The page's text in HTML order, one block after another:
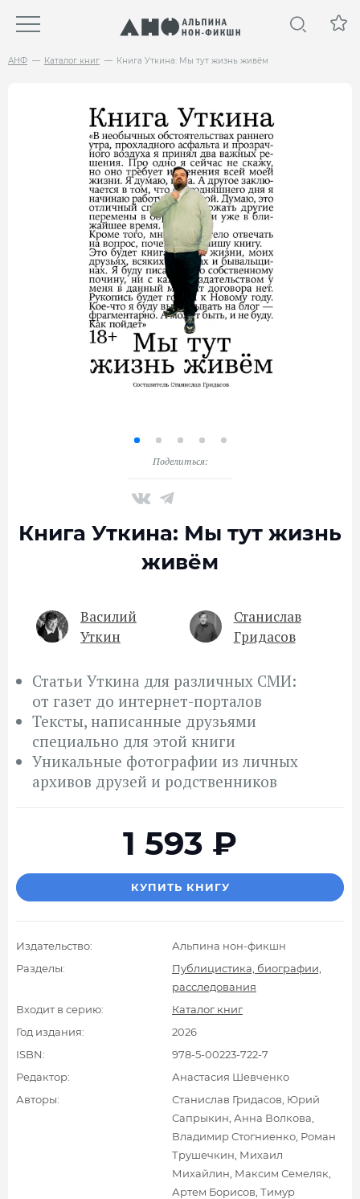
АНФ Каталог книг Книга Уткина: Мы тут жизнь живём
Поделиться:
Книга Уткина: Мы тут жизнь
живём
Василий
Уткин
Станислав
Гридасов
Статьи Уткина для различных СМИ:
от газет до интернет-порталов
Тексты, написанные друзьями
специально для этой книги
Уникальные фотографии из личных
архивов друзей и родственников
1 593 ₽
КУПИТЬ КНИГУ
Издательство:
Альпина нон-фикшн
Разделы:
Публицистика, биографии,
расследования
Входит в серию:
Каталог книг
Год издания:
2026
ISBN:
978-5-00223-722-7
Редактор:
Анастасия Шевченко
Авторы:
Станислав Гридасов, Юрий
Сапрыкин, Анна Волкова,
Владимир Стогниенко, Роман
Трушечкин, Михаил
Михайлин, Максим Семеляк,
Артем Борисов, Тимур